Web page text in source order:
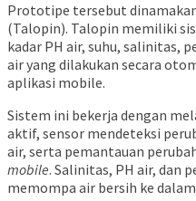
Prototipe tersebut
(Talopin). Talopin memiliki
kadar PH air, suhu, salinitas,
air yang dilakukan secara
aplikasi mobile.
Sistem ini bekerja dengan
aktif, sensor mendeteksi
air, serta pemantauan
mobile. Salinitas, PH air, dan
memompa air bersih ke